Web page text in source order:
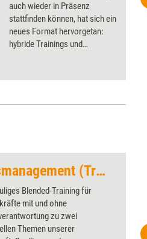
auch wieder in Präsenz
stattfinden können, hat sich ein
neues Format hervorgetan:
hybride Trainings und
das Format ausmacht und wie
Resilienz und Stressmanagement (Trainingskonzept)
Blended-Training für
mit und ohne
zu zwei
Themen unserer